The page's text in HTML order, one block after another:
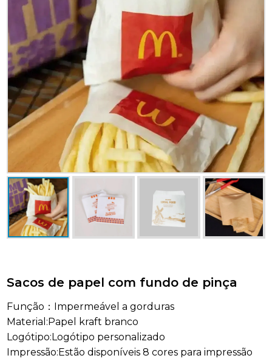
Sacos de papel com fundo de pinça
Função：Impermeável a gorduras
Material:Papel kraft branco
Logótipo:Logótipo personalizado
Impressão:Estão disponíveis 8 cores para impressão